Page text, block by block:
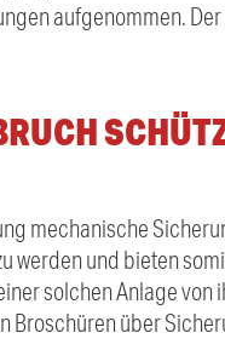
aufgenommen.
mechanische
werden und bieten
solchen Anlage
Broschüren über